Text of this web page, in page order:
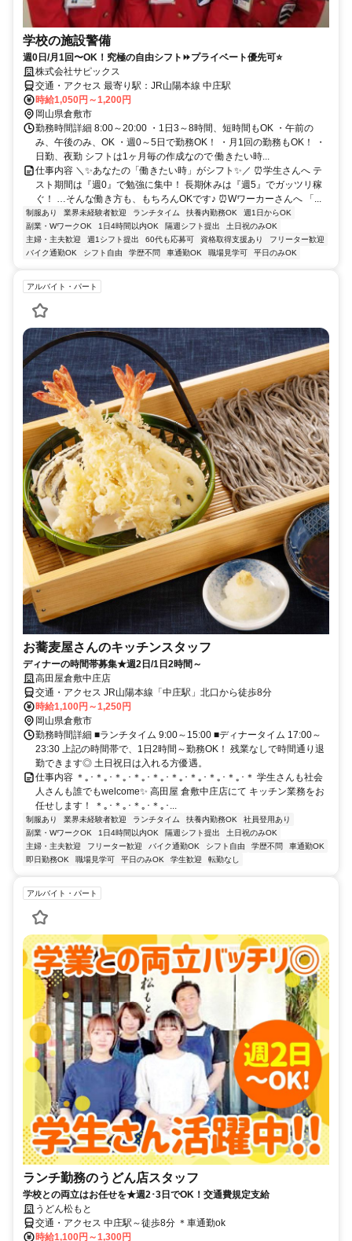
学校の施設警備
週0日/月1回〜OK！究極の自由シフト⏩プライベート優先可⭐
株式会社サピックス
交通・アクセス 最寄り駅：JR山陽本線 中庄駅
時給1,050円～1,200円
岡山県倉敷市
勤務時間詳細 8:00～20:00 ・1日3～8時間、短時間もOK ・午前の
み、午後のみ、OK ・週0～5日で勤務OK！ ・月1回の勤務もOK！ ・
日勤、夜勤 シフトは1ヶ月毎の作成なので 働きたい時...
仕事内容 ＼✨あなたの「働きたい時」がシフト✨／ ⏰学生さんへ テ
スト期間は『週0』で勉強に集中！ 長期休みは『週5』でガッツリ稼
ぐ！ …そんな働き方も、もちろんOKです♪ ⏰Wワーカーさんへ 「...
制服あり 業界未経験者歓迎 ランチタイム 扶養内勤務OK
週1日からOK
副業・WワークOK
1日4時間以内OK 隔週シフト提出
土日祝のみOK
主婦・主夫歓迎
週1シフト提出 60代も応募可 資格取得支援あり
フリーター歓迎
バイク通勤OK
シフト自由 学歴不問 車通勤OK 職場見学可 平日のみOK
アルバイト・パート
お蕎麦屋さんのキッチンスタッフ
ディナーの時間帯募集★週2日/1日2時間～
高田屋倉敷中庄店
交通・アクセス JR山陽本線「中庄駅」北口から徒歩8分
時給1,100円～1,250円
岡山県倉敷市
勤務時間詳細 ■ランチタイム 9:00～15:00 ■ディナータイム 17:00～
23:30 上記の時間帯で、1日2時間～勤務OK！ 残業なしで時間通り退
勤できます◎ 土日祝日は入れる方優遇。
仕事内容 ＊｡･＊｡･＊｡･＊｡･＊｡･＊｡･＊｡･＊｡･＊｡･＊ 学生さんも社会
人さんも誰でもwelcome✨ 高田屋 倉敷中庄店にて キッチン業務をお
任せします！ ＊｡･＊｡･＊｡･＊｡･...
制服あり 業界未経験者歓迎 ランチタイム 扶養内勤務OK
社員登用あり
副業・WワークOK
1日4時間以内OK 隔週シフト提出
土日祝のみOK
主婦・主夫歓迎
フリーター歓迎 バイク通勤OK シフト自由 学歴不問
車通勤OK
即日勤務OK
職場見学可 平日のみOK 学生歓迎 転勤なし
アルバイト・パート
ランチ勤務のうどん店スタッフ
学校との両立はお任せを★週2･3日でOK！交通費規定支給
うどん松もと
交通・アクセス 中庄駅～徒歩8分 ＊車通勤ok
時給1,100円～1,300円